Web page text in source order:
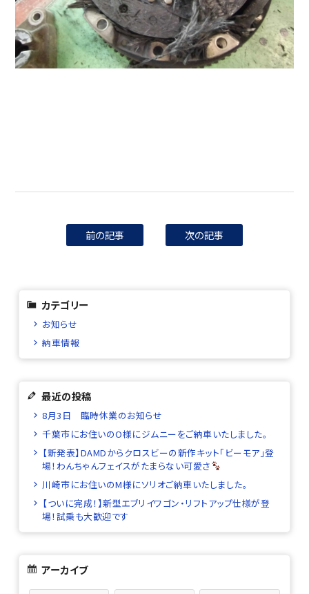
前の記事 次の記事
カテゴリー
お知らせ
納車情報
最近の投稿
8月3日 臨時休業のお知らせ
千葉市にお住いのO様にジムニーをご納車いたしました。
【新発表】DAMDからクロスビーの新作キット「ビーモア」登
場！わんちゃんフェイスがたまらない可愛さ
川崎市にお住いのM様にソリオご納車いたしました。
【ついに完成！】新型エブリイワゴン・リフトアップ仕様が登
場！試乗も大歓迎です
アーカイブ